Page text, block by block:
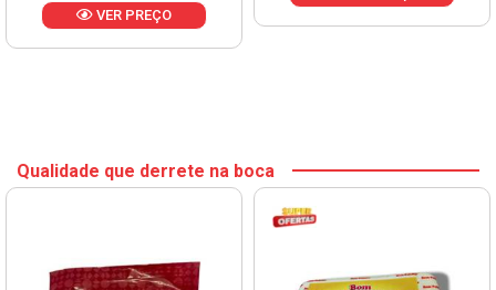
VER PREÇO
Qualidade que derrete na boca